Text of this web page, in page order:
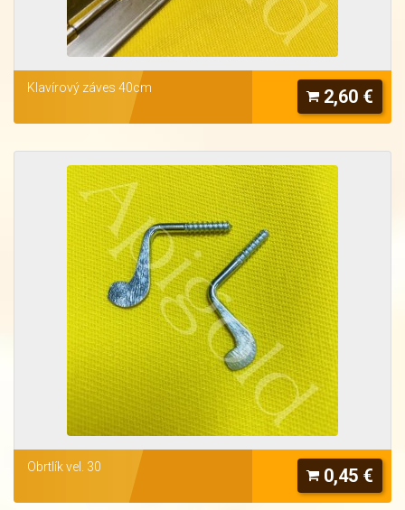
2,60 €
Klavírový záves 40cm
0,45 €
Obrtlík vel. 30